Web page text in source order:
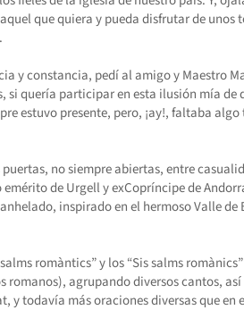
que quiera y pueda disfrutar de unos
y constancia, pedí al amigo y Maestro
si quería participar en esta ilusión mía de
estuvo presente, pero, ¡ay!, faltaba
no siempre abiertas, entre
de Urgell y exCopríncipe de
inspirado en el hermoso Valle
romàntics” y los “Sis salms
romanos), agrupando diversos cantos,
y todavía más oraciones diversas que